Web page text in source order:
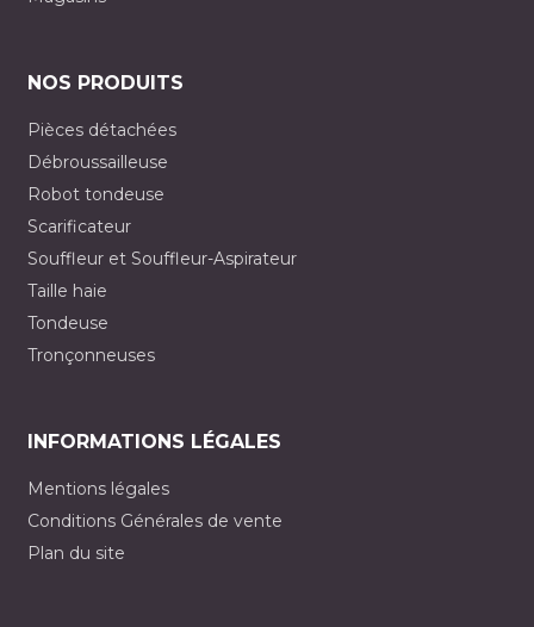
NOS PRODUITS
Pièces détachées
Débroussailleuse
Robot tondeuse
Scarificateur
Souffleur et Souffleur-Aspirateur
Taille haie
Tondeuse
Tronçonneuses
INFORMATIONS LÉGALES
Mentions légales
Conditions Générales de vente
Plan du site